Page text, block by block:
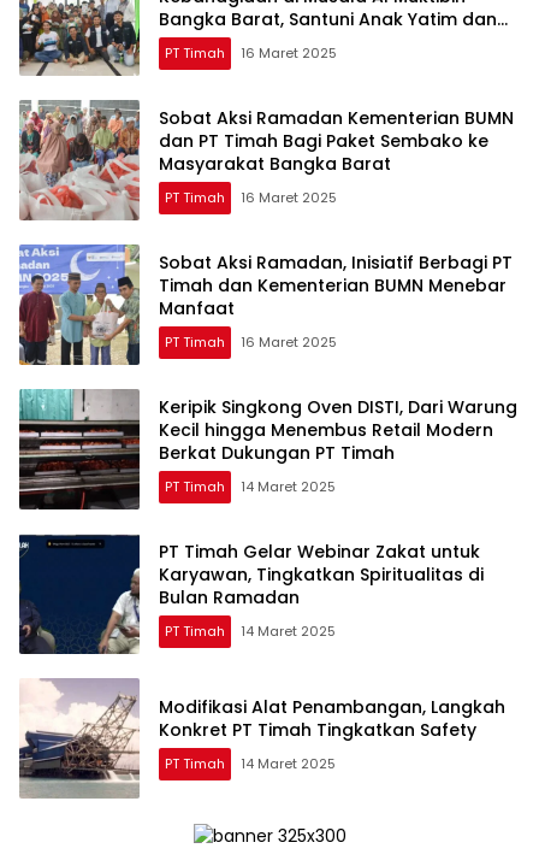
Bangka Barat, Santuni Anak Yatim dan
Piatu
PT Timah 16 Maret 2025
Sobat Aksi Ramadan Kementerian BUMN
dan PT Timah Bagi Paket Sembako ke
Masyarakat Bangka Barat
PT Timah 16 Maret 2025
Sobat Aksi Ramadan, Inisiatif Berbagi PT
Timah dan Kementerian BUMN Menebar
Manfaat
PT Timah 16 Maret 2025
Keripik Singkong Oven DISTI, Dari Warung
Kecil hingga Menembus Retail Modern
Berkat Dukungan PT Timah
PT Timah 14 Maret 2025
PT Timah Gelar Webinar Zakat untuk
Karyawan, Tingkatkan Spiritualitas di
Bulan Ramadan
PT Timah 14 Maret 2025
Modifikasi Alat Penambangan, Langkah
Konkret PT Timah Tingkatkan Safety
PT Timah 14 Maret 2025